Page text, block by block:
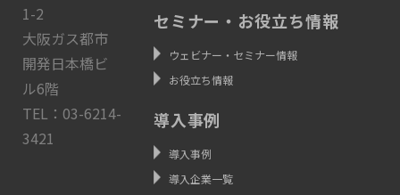
1-2
大阪ガス都市
開発日本橋ビ
ル6階
TEL：03-6214-
3421
セミナー・お役立ち情報
ウェビナー・セミナー情報
お役立ち情報
導入事例
導入事例
導入企業一覧